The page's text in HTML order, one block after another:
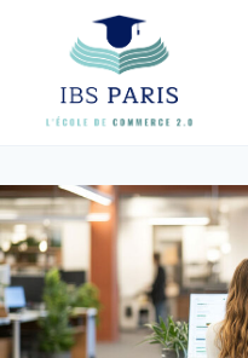
content